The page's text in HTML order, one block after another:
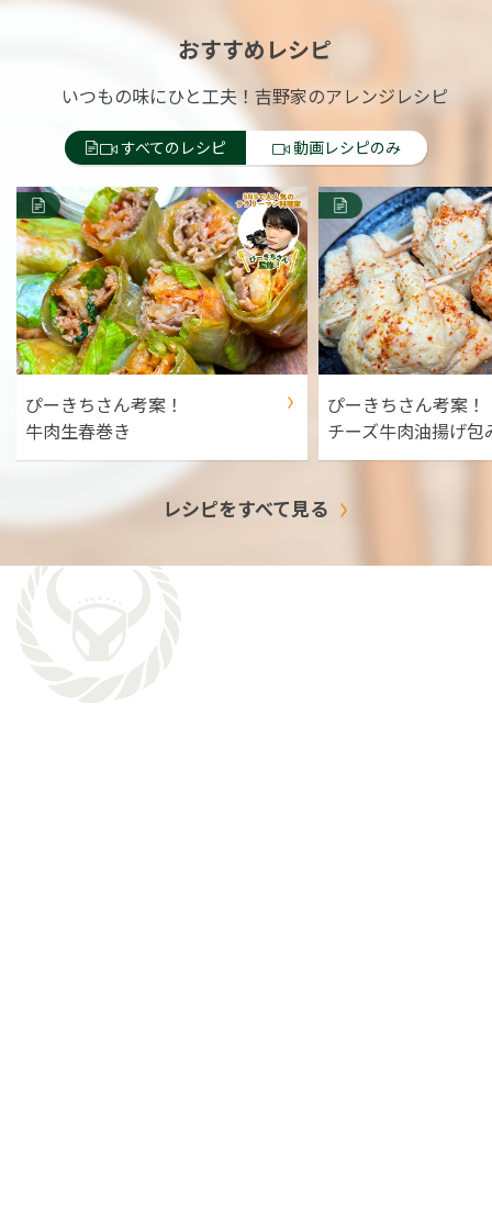
おすすめレシピ
いつもの味にひと工夫！吉野家のアレンジレシピ
すべてのレシピ 動画レシピのみ
ぴーきちさん考案！
牛肉生春巻き
ぴーきちさん考案！
チーズ牛肉油揚げ包
レシピをすべて見る